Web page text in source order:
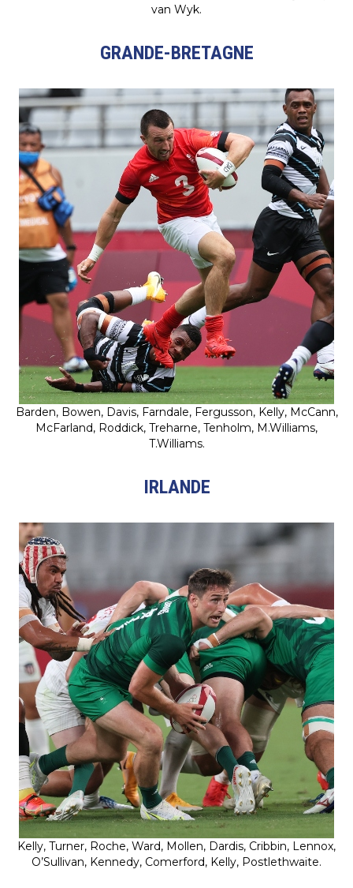
van Wyk.
GRANDE-BRETAGNE
Barden, Bowen, Davis, Farndale, Fergusson, Kelly, McCann,
McFarland, Roddick, Treharne, Tenholm, M.Williams,
T.Williams.
IRLANDE
Kelly, Turner, Roche, Ward, Mollen, Dardis, Cribbin, Lennox,
O’Sullivan, Kennedy, Comerford, Kelly, Postlethwaite.